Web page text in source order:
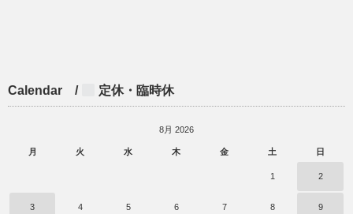
Calendar / 定休・臨時休
8月 2026
月 火 水 木 金 土 日
1 2
3 4 5 6 7 8 9